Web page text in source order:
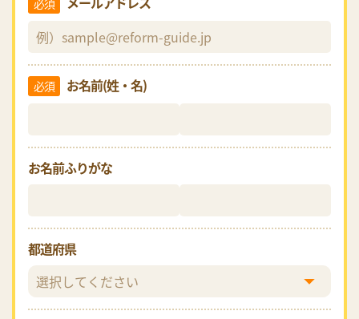
必須 お名前(姓・名)
お名前ふりがな
都道府県